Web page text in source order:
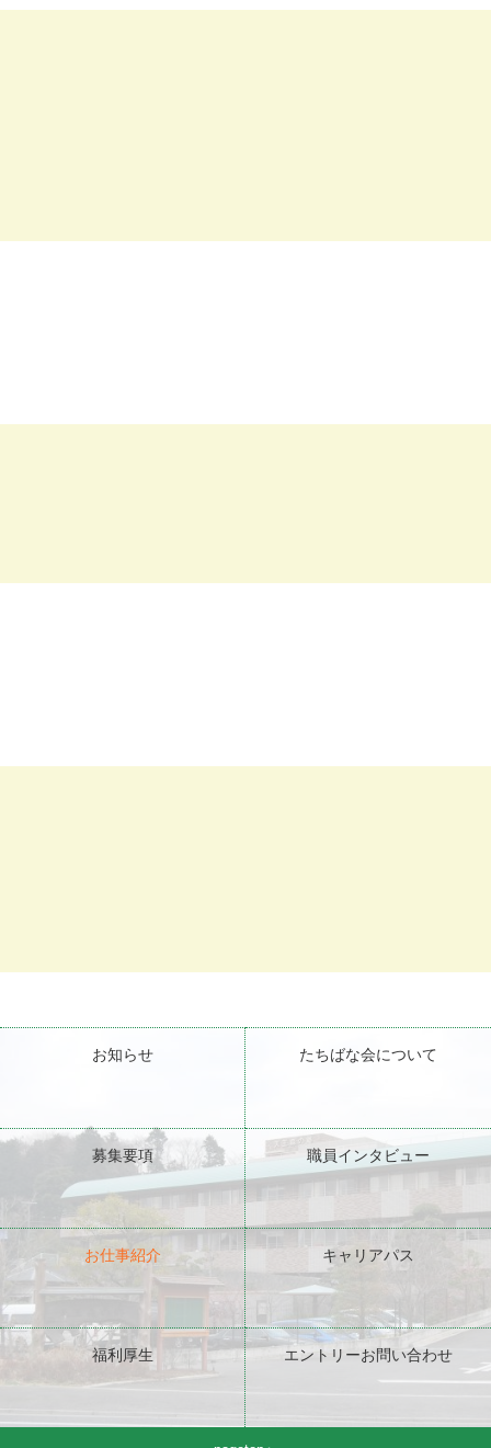
お知らせ たちばな会について
募集要項 職員インタビュー
お仕事紹介 キャリアパス
福利厚生 エントリーお問い合わせ